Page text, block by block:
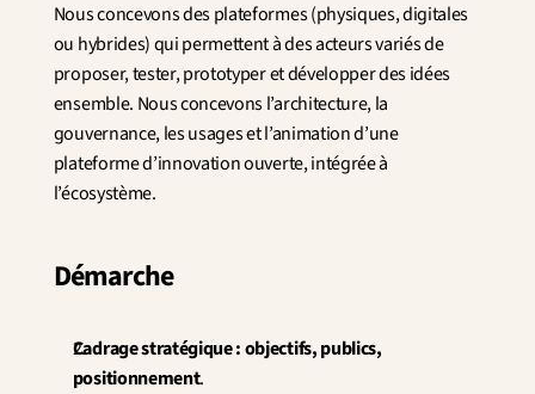
Territoires & Place Making
Nous concevons des plateformes (physiques, digitales
ou hybrides) qui permettent à des acteurs variés de
proposer, tester, prototyper et développer des idées
ensemble. Nous concevons l’architecture, la
gouvernance, les usages et l’animation d’une
plateforme d’innovation ouverte, intégrée à
l’écosystème.
Démarche
Cadrage stratégique : objectifs, publics,
positionnement.